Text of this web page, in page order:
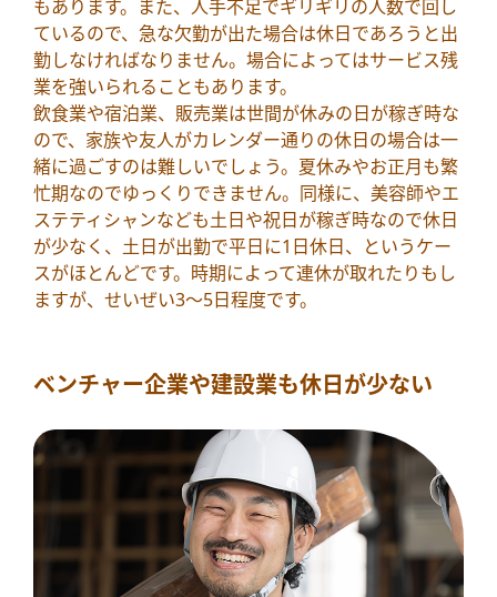
もあります。また、人手不足でギリギリの人数で回し
ているので、急な欠勤が出た場合は休日であろうと出
勤しなければなりません。場合によってはサービス残
業を強いられることもあります。
飲食業や宿泊業、販売業は世間が休みの日が稼ぎ時な
ので、家族や友人がカレンダー通りの休日の場合は一
緒に過ごすのは難しいでしょう。夏休みやお正月も繁
忙期なのでゆっくりできません。同様に、美容師やエ
ステティシャンなども土日や祝日が稼ぎ時なので休日
が少なく、土日が出勤で平日に1日休日、というケー
スがほとんどです。時期によって連休が取れたりもし
ますが、せいぜい3～5日程度です。
ベンチャー企業や建設業も休日が少ない